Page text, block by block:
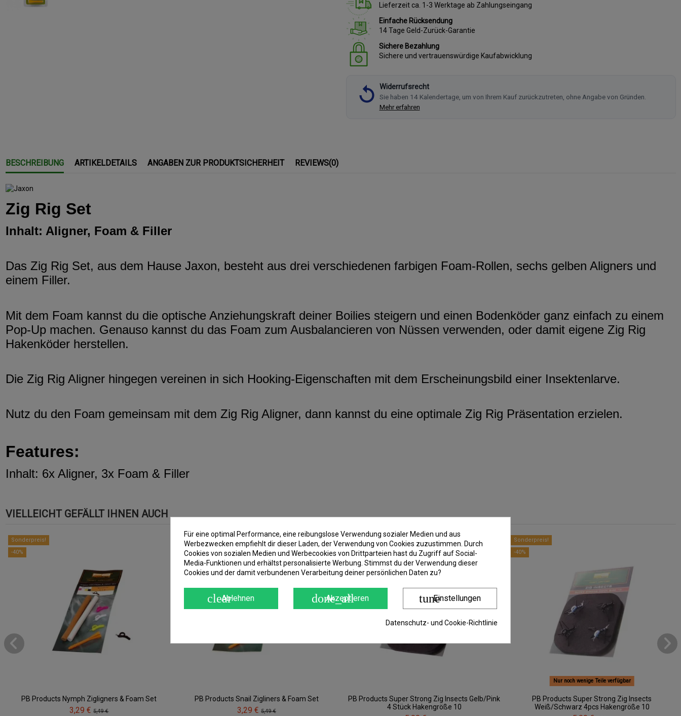
Lieferzeit ca. 1-3 Werktage ab Zahlungseingang
Einfache Rücksendung
14 Tage Geld-Zurück-Garantie
Sichere Bezahlung
Sichere und vertrauenswürdige Kaufabwicklung
Widerrufsrecht
Sie haben 14 Kalendertage, um von Ihrem Kauf zurückzutreten, ohne Angabe von Gründen.
Mehr erfahren
BESCHREIBUNG ARTIKELDETAILS ANGABEN ZUR PRODUKTSICHERHEIT REVIEWS(0)
Zig Rig Set
Inhalt: Aligner, Foam & Filler
Das Zig Rig Set, aus dem Hause Jaxon, besteht aus drei verschiedenen farbigen Foam-Rollen, sechs gelben Aligners und
einem Filler.
Mit dem Foam kannst du die optische Anziehungskraft deiner Boilies steigern und einen Bodenköder ganz einfach zu einem
Pop-Up machen. Genauso kannst du das Foam zum Ausbalancieren von Nüssen verwenden, oder damit eigene Zig Rig
Hakenköder herstellen.
Die Zig Rig Aligner hingegen vereinen in sich Hooking-Eigenschaften mit dem Erscheinungsbild einer Insektenlarve.
Nutz du den Foam gemeinsam mit dem Zig Rig Aligner, dann kannst du eine optimale Zig Rig Präsentation erzielen.
Features:
Inhalt: 6x Aligner, 3x Foam & Filler
VIELLEICHT GEFÄLLT IHNEN AUCH
Sonderpreis!
-40%
PB Products Nymph Zigligners & Foam Set
3,29 €5,49 €
Sonderpreis!
-40%
PB Products Snail Zigliners & Foam Set
3,29 €5,49 €
Sonderpreis!
-40%
PB Products Super Strong Zig Insects Gelb/Pink
4 Stück Hakengröße 10
Sonderpreis!
-40%
Nur noch wenige Teile verfügbar
PB Products Super Strong Zig Insects
Weiß/Schwarz 4pcs Hakengröße 10
Für eine optimal Performance, eine reibungslose Verwendung sozialer Medien und aus
Werbezwecken empfiehlt dir dieser Laden, der Verwendung von Cookies zuzustimmen. Durch
Cookies von sozialen Medien und Werbecookies von Drittparteien hast du Zugriff auf Social-
Media-Funktionen und erhältst personalisierte Werbung. Stimmst du der Verwendung dieser
Cookies und der damit verbundenen Verarbeitung deiner persönlichen Daten zu?
clearAblehnen done_all
Akzeptieren tuneEinstellungen
Datenschutz- und Cookie-Richtlinie